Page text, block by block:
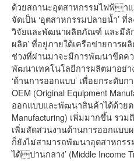
ด้วยสถานะอุตสาหกรรมไฟฟ้า
จัดเป็น ‘อุตสาหกรรมปลายน้ำ’
วิจัยและพัฒนาผลิตภัณฑ์ และมีลั
ผลิต’ ที่อยู่ภายใต้เครือข่ายการผ
ช่วงที่ผ่านมาจะมีการพัฒนาขีดค
พัฒนาเทคโนโลยีการผลิตมาอย่
‘ด้านการออกแบบ’ เพื่อยกระดับ
OEM (Original Equipment
ออกแบบและพัฒนาสินค้าได้ด้วยต
Manufacturing) เพิ่มมากขึ้น รว
เพิ่มสัดส่วนงานด้านการออกแบ
ก็ยังไม่สามารถพัฒนาอุตสาหกรร
ได้ปานกลาง’ (Middle Income